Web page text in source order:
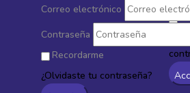
Correo electrónico
Contraseña
Recordarme
¿Olvidaste tu contraseña?